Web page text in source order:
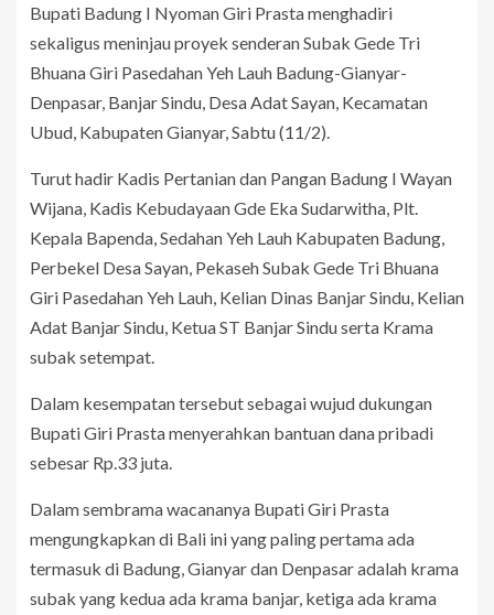
Bupati Badung I Nyoman Giri Prasta menghadiri
sekaligus meninjau proyek senderan Subak Gede Tri
Bhuana Giri Pasedahan Yeh Lauh Badung-Gianyar-
Denpasar, Banjar Sindu, Desa Adat Sayan, Kecamatan
Ubud, Kabupaten Gianyar, Sabtu (11/2).
Turut hadir Kadis Pertanian dan Pangan Badung I Wayan
Wijana, Kadis Kebudayaan Gde Eka Sudarwitha, Plt.
Kepala Bapenda, Sedahan Yeh Lauh Kabupaten Badung,
Perbekel Desa Sayan, Pekaseh Subak Gede Tri Bhuana
Giri Pasedahan Yeh Lauh, Kelian Dinas Banjar Sindu, Kelian
Adat Banjar Sindu, Ketua ST Banjar Sindu serta Krama
subak setempat.
Dalam kesempatan tersebut sebagai wujud dukungan
Bupati Giri Prasta menyerahkan bantuan dana pribadi
sebesar Rp.33 juta.
Dalam sembrama wacananya Bupati Giri Prasta
mengungkapkan di Bali ini yang paling pertama ada
termasuk di Badung, Gianyar dan Denpasar adalah krama
subak yang kedua ada krama banjar, ketiga ada krama